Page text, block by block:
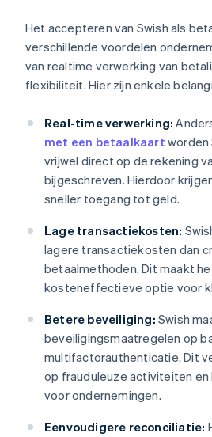
Het accepteren van Swish als
verschillende voordelen
van realtime verwerking van
flexibiliteit. Hier zijn enkele
Real-time verwerking:
met een betaalkaart
vrijwel direct op de rekening
bijgeschreven. Hierdoor
sneller toegang tot geld.
Lage transactiekosten:
lagere transactiekosten dan
betaalmethoden. Dit maakt
kosteneffectieve optie voor
Betere beveiliging: Swish
beveiligingsmaatregelen op
multifactorauthenticatie. Dit
op frauduleuze activiteiten
voor ondernemingen.
Eenvoudigere reconciliatie: